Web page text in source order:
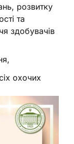
розвитку
та
здобувачів
охочих